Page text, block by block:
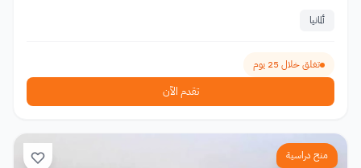
ألمانيا
تغلق خلال 25 يوم
تقدم الآن
منح دراسية